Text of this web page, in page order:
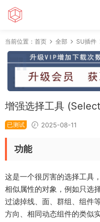
当前位置： 首页 全部 SU插件
增强选择工具
已测试 2025-08-11
功能
这是一个很厉害的选择工具
相似属性的对象，例如只选
过滤掉线、面、群组、组件
方向、相同动态组件的类似